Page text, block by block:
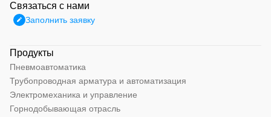
Связаться с нами
Заполнить заявку
Продукты
Пневмоавтоматика
Трубопроводная арматура и автоматизация
Электромеханика и управление
Горнодобывающая отрасль